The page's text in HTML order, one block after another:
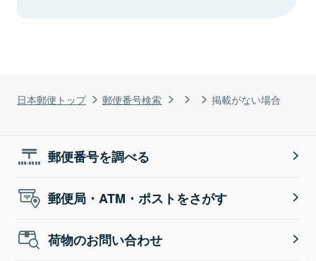
日本郵便トップ 郵便番号検索 掲載がない場合
郵便番号を調べる
郵便局・ATM・ポストをさがす
荷物のお問い合わせ